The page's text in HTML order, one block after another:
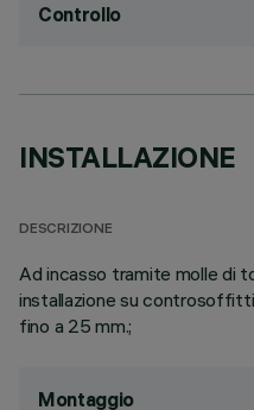
Controllo
INSTALLAZIONE
DESCRIZIONE
Ad incasso tramite molle di
installazione su
fino a 25 mm.;
Montaggio